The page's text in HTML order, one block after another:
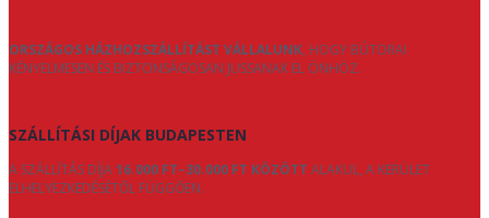
ORSZÁGOS HÁZHOZSZÁLLÍTÁST VÁLLALUNK, HOGY BÚTORAI
KÉNYELMESEN ÉS BIZTONSÁGOSAN JUSSANAK EL ÖNHÖZ.
SZÁLLÍTÁSI DÍJAK BUDAPESTEN
A SZÁLLÍTÁS DÍJA16.000 FT–30.000 FT KÖZÖTT ALAKUL, A KERÜLET
ELHELYEZKEDÉSÉTŐL FÜGGŐEN.